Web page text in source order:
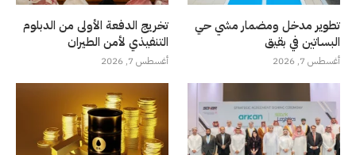
تطوير مدخل ومضمار مشي حي
البساتين في بقيق
أغسطس 7, 2026
تخريج الدفعة الأولى من الدبلوم
التنفيذي لأمن الطيران
أغسطس 7, 2026